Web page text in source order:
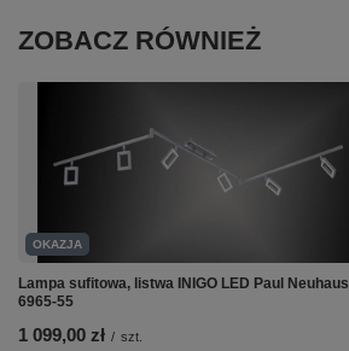
ZOBACZ RÓWNIEŻ
OKAZJA
Lampa sufitowa, listwa INIGO LED Paul Neuhaus
6965-55
1 099,00 zł / szt.